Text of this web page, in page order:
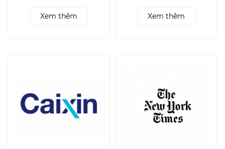
Pacific
Xem thêm Xem thêm